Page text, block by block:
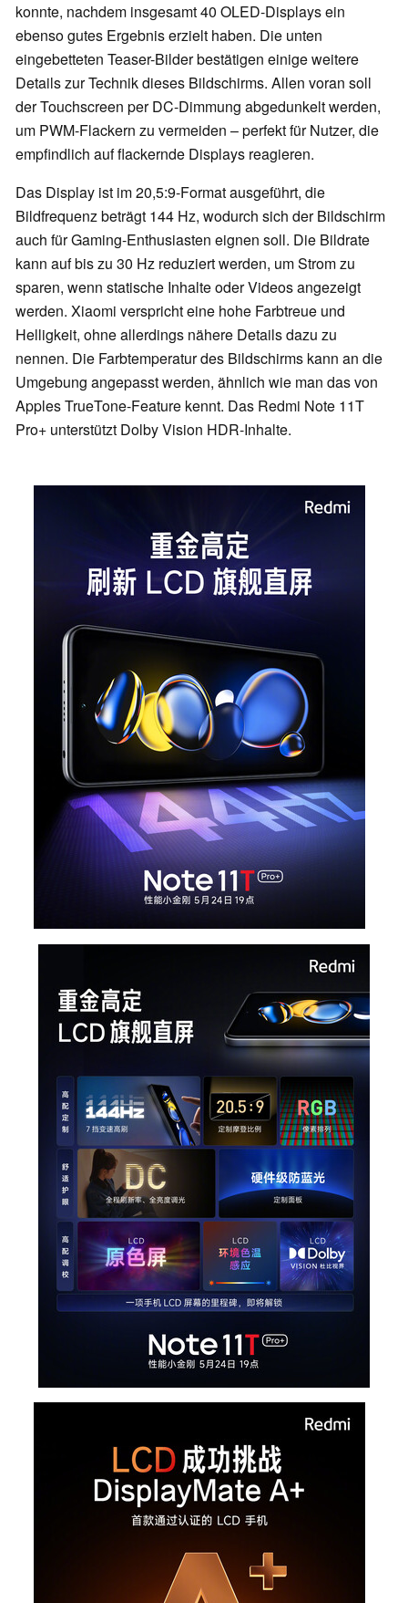
konnte, nachdem insgesamt 40 OLED-Displays ein
ebenso gutes Ergebnis erzielt haben. Die unten
eingebetteten Teaser-Bilder bestätigen einige weitere
Details zur Technik dieses Bildschirms. Allen voran soll
der Touchscreen per DC-Dimmung abgedunkelt werden,
um PWM-Flackern zu vermeiden – perfekt für Nutzer, die
empfindlich auf flackernde Displays reagieren.
Das Display ist im 20,5:9-Format ausgeführt, die
Bildfrequenz beträgt 144 Hz, wodurch sich der Bildschirm
auch für Gaming-Enthusiasten eignen soll. Die Bildrate
kann auf bis zu 30 Hz reduziert werden, um Strom zu
sparen, wenn statische Inhalte oder Videos angezeigt
werden. Xiaomi verspricht eine hohe Farbtreue und
Helligkeit, ohne allerdings nähere Details dazu zu
nennen. Die Farbtemperatur des Bildschirms kann an die
Umgebung angepasst werden, ähnlich wie man das von
Apples TrueTone-Feature kennt. Das Redmi Note 11T
Pro+ unterstützt Dolby Vision HDR-Inhalte.